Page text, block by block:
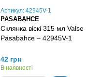
Артикул: 42945V-1
PASABAHCE
Склянка віскі 315 мл Valse
Pasabahce – 42945V-1
42 грн
В наявності